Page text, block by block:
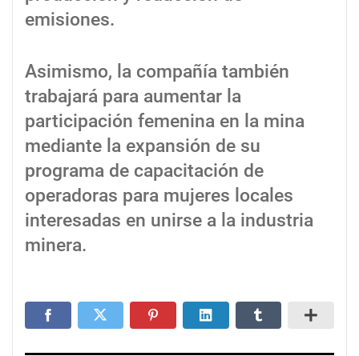
emisiones.
Asimismo, la compañía también
trabajará para aumentar la
participación femenina en la mina
mediante la expansión de su
programa de capacitación de
operadoras para mujeres locales
interesadas en unirse a la industria
minera.